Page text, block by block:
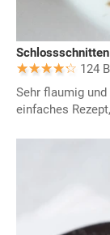
Schlossschnitten
124
Sehr flaumig
einfaches